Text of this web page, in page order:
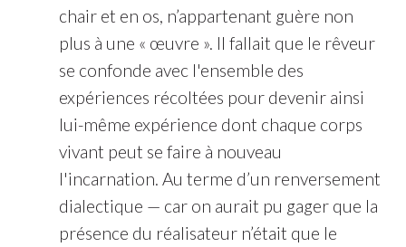
chair et en os, n’appartenant guère non
plus à une « œuvre ». Il fallait que le rêveur
se confonde avec l'ensemble des
expériences récoltées pour devenir ainsi
lui-même expérience dont chaque corps
vivant peut se faire à nouveau
l'incarnation. Au terme d’un renversement
dialectique — car on aurait pu gager que la
présence du réalisateur n’était que le